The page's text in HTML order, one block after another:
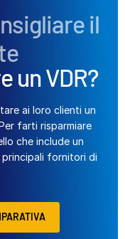
il
un VDR?
ai loro clienti un
farti risparmiare
che include un
fornitori di